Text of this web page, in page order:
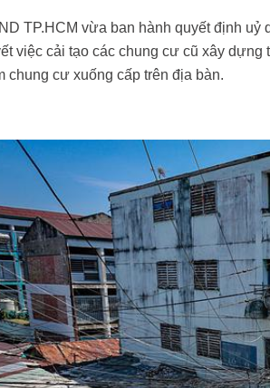
TP.HCM vừa ban hành quyết định
việc cải tạo các chung cư cũ xây
chung cư xuống cấp trên địa bàn.